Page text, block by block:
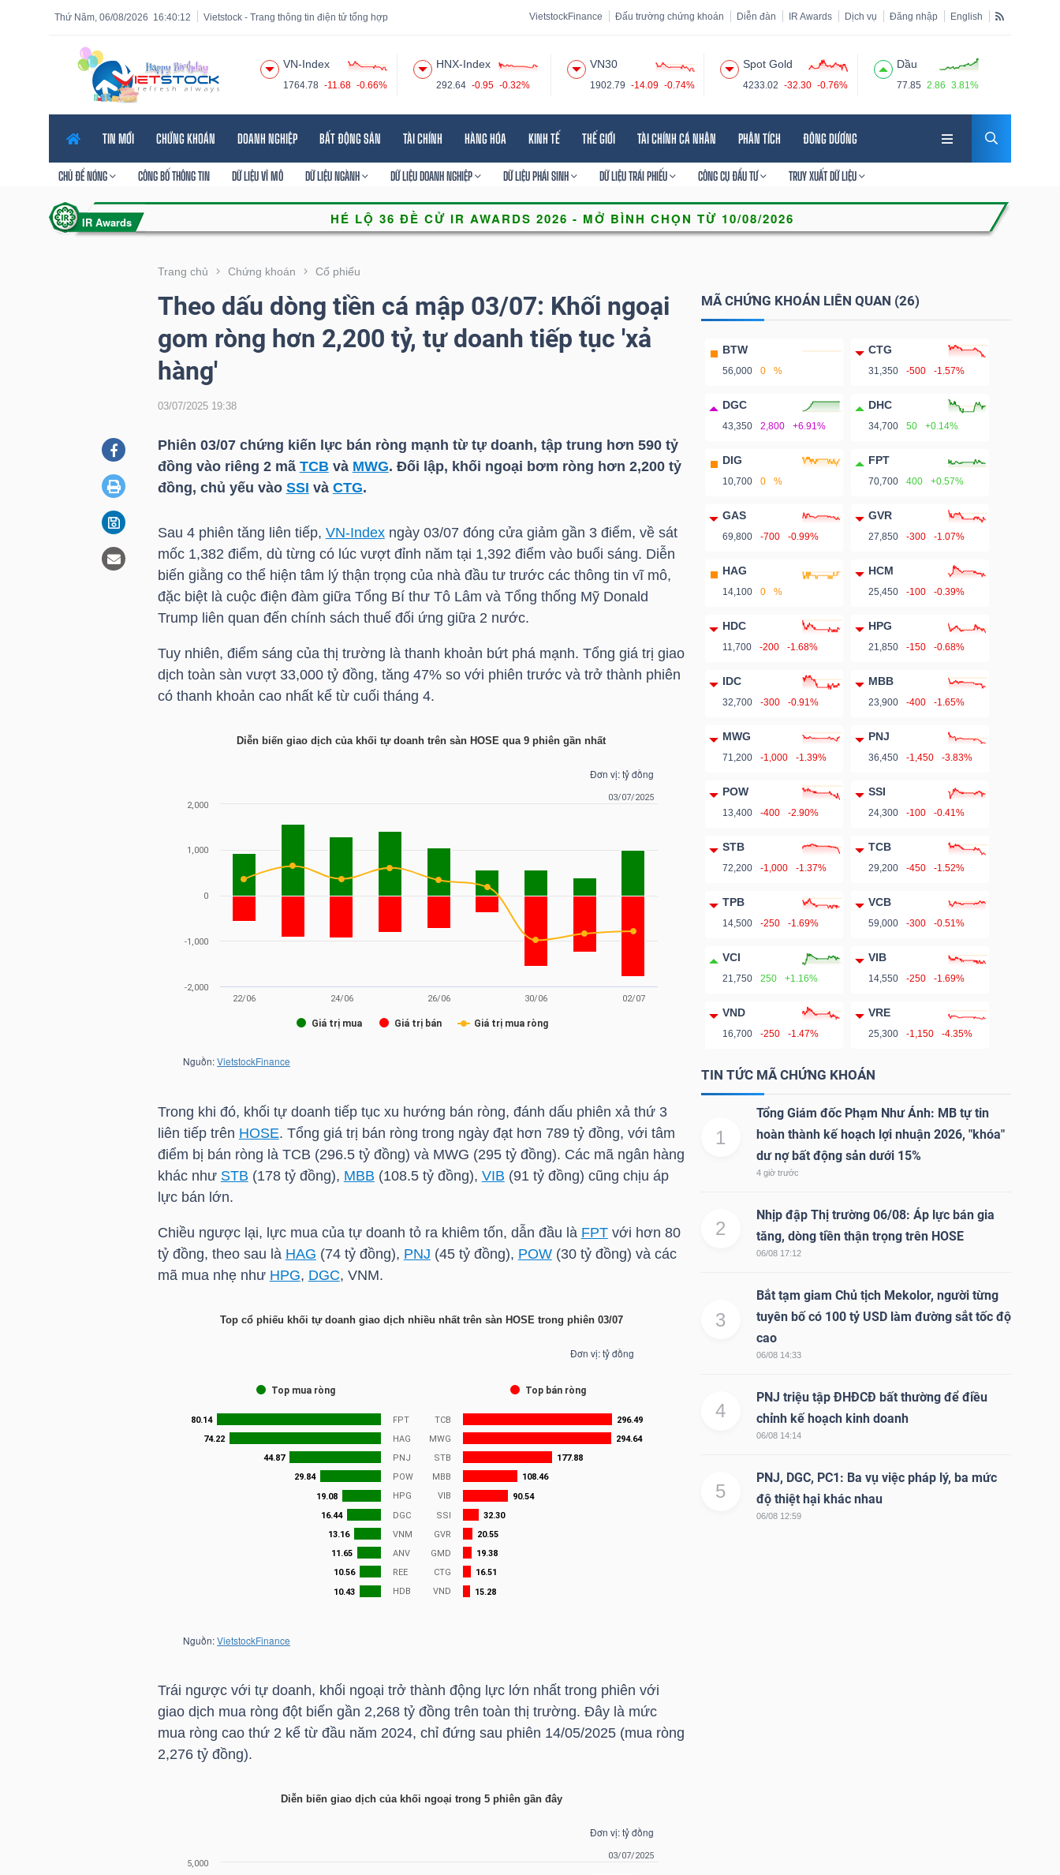
16:40:13
Thứ Năm, 06/08/2026 Vietstock - Trang thông tin điện tử tổng hợp VietstockFinance Đấu trường chứng khoán Diễn đàn IR Awards Dịch vụ Đăng nhập English
VN-Index
1764.78 -11.68 -0.66%
HNX-Index
292.64 -0.95 -0.32%
VN30
1902.79 -14.09 -0.74%
Spot Gold
4233.02 -32.30 -0.76%
Dầu
77.85 2.86 3.81%
TIN MỚI CHỨNG KHOÁN DOANH NGHIỆP BẤT ĐỘNG SẢN TÀI CHÍNH HÀNG HÓA KINH TẾ THẾ GIỚI TÀI CHÍNH CÁ NHÂN PHÂN TÍCH ĐÔNG DƯƠNG
CHỦ ĐỀ NÓNG CÔNG BỐ THÔNG TIN DỮ LIỆU VĨ MÔ DỮ LIỆU NGÀNH DỮ LIỆU DOANH NGHIỆP DỮ LIỆU PHÁI SINH DỮ LIỆU TRÁI PHIẾU CÔNG CỤ ĐẦU TƯ TRUY XUẤT DỮ LIỆU
Trang chủ Chứng khoán Cổ phiếu
Theo dấu dòng tiền cá mập 03/07: Khối ngoại
gom ròng hơn 2,200 tỷ, tự doanh tiếp tục 'xả
hàng'
03/07/2025 19:38
Phiên 03/07 chứng kiến lực bán ròng mạnh từ tự doanh, tập trung hơn 590 tỷ
đồng vào riêng 2 mã TCBvà MWG. Đối lập, khối ngoại bơm ròng hơn 2,200 tỷ
đồng, chủ yếu vào SSI và CTG.
Sau 4 phiên tăng liên tiếp, VN-Indexngày 03/07 đóng cửa giảm gần 3 điểm, về sát
mốc 1,382 điểm, dù từng có lúc vượt đỉnh năm tại 1,392 điểm vào buổi sáng. Diễn
biến giằng co thể hiện tâm lý thận trọng của nhà đầu tư trước các thông tin vĩ mô,
đặc biệt là cuộc điện đàm giữa Tổng Bí thư Tô Lâm và Tổng thống Mỹ Donald
Trump liên quan đến chính sách thuế đối ứng giữa 2 nước.
Tuy nhiên, điểm sáng của thị trường là thanh khoản bứt phá mạnh. Tổng giá trị giao
dịch toàn sàn vượt 33,000 tỷ đồng, tăng 47% so với phiên trước và trở thành phiên
có thanh khoản cao nhất kể từ cuối tháng 4.
Diễn biến giao dịch của khối tự doanh trên sàn HOSE qua 9 phiên gần nhất
Trong khi đó, khối tự doanh tiếp tục xu hướng bán ròng, đánh dấu phiên xả thứ 3
liên tiếp trên HOSE. Tổng giá trị bán ròng trong ngày đạt hơn 789 tỷ đồng, với tâm
điểm bị bán ròng là TCB (296.5 tỷ đồng) và MWG (295 tỷ đồng). Các mã ngân hàng
khác như STB (178 tỷ đồng), MBB (108.5 tỷ đồng), VIB (91 tỷ đồng) cũng chịu áp
lực bán lớn.
Chiều ngược lại, lực mua của tự doanh tỏ ra khiêm tốn, dẫn đầu là FPTvới hơn 80
tỷ đồng, theo sau là HAG (74 tỷ đồng), PNJ (45 tỷ đồng), POW(30 tỷ đồng) và các
mã mua nhẹ như HPG, DGC, VNM.
Top cổ phiếu khối tự doanh giao dịch nhiều nhất trên sàn HOSE trong phiên 03/07
Trái ngược với tự doanh, khối ngoại trở thành động lực lớn nhất trong phiên với
giao dịch mua ròng đột biến gần 2,268 tỷ đồng trên toàn thị trường. Đây là mức
mua ròng cao thứ 2 kể từ đầu năm 2024, chỉ đứng sau phiên 14/05/2025 (mua ròng
2,276 tỷ đồng).
Diễn biến giao dịch của khối ngoại trong 5 phiên gần đây
MÃ CHỨNG KHOÁN LIÊN QUAN (26)
BTW
56,000 0 %
CTG
31,350 -500 -1.57%
DGC
43,350 2,800 +6.91%
DHC
34,700 50 +0.14%
DIG
10,700 0 %
FPT
70,700 400 +0.57%
GAS
69,800 -700 -0.99%
GVR
27,850 -300 -1.07%
HAG
14,100 0 %
HCM
25,450 -100 -0.39%
HDC
11,700 -200 -1.68%
HPG
21,850 -150 -0.68%
IDC
32,700 -300 -0.91%
MBB
23,900 -400 -1.65%
MWG
71,200 -1,000 -1.39%
PNJ
36,450 -1,450 -3.83%
POW
13,400 -400 -2.90%
SSI
24,300 -100 -0.41%
STB
72,200 -1,000 -1.37%
TCB
29,200 -450 -1.52%
TPB
14,500 -250 -1.69%
VCB
59,000 -300 -0.51%
VCI
21,750 250 +1.16%
VIB
14,550 -250 -1.69%
VND
16,700 -250 -1.47%
VRE
25,300 -1,150 -4.35%
TIN TỨC MÃ CHỨNG KHOÁN
1
Tổng Giám đốc Phạm Như Ánh: MB tự tin
hoàn thành kế hoạch lợi nhuận 2026, "khóa"
dư nợ bất động sản dưới 15%
4 giờ trước
2
Nhịp đập Thị trường 06/08: Áp lực bán gia
tăng, dòng tiền thận trọng trên HOSE
06/08 17:12
3
Bắt tạm giam Chủ tịch Mekolor, người từng
tuyên bố có 100 tỷ USD làm đường sắt tốc độ
cao
06/08 14:33
4
PNJ triệu tập ĐHĐCĐ bất thường để điều
chỉnh kế hoạch kinh doanh
06/08 14:14
5
PNJ, DGC, PC1: Ba vụ việc pháp lý, ba mức
độ thiệt hại khác nhau
06/08 12:59
Tính năng
năng
VIETSTOCK